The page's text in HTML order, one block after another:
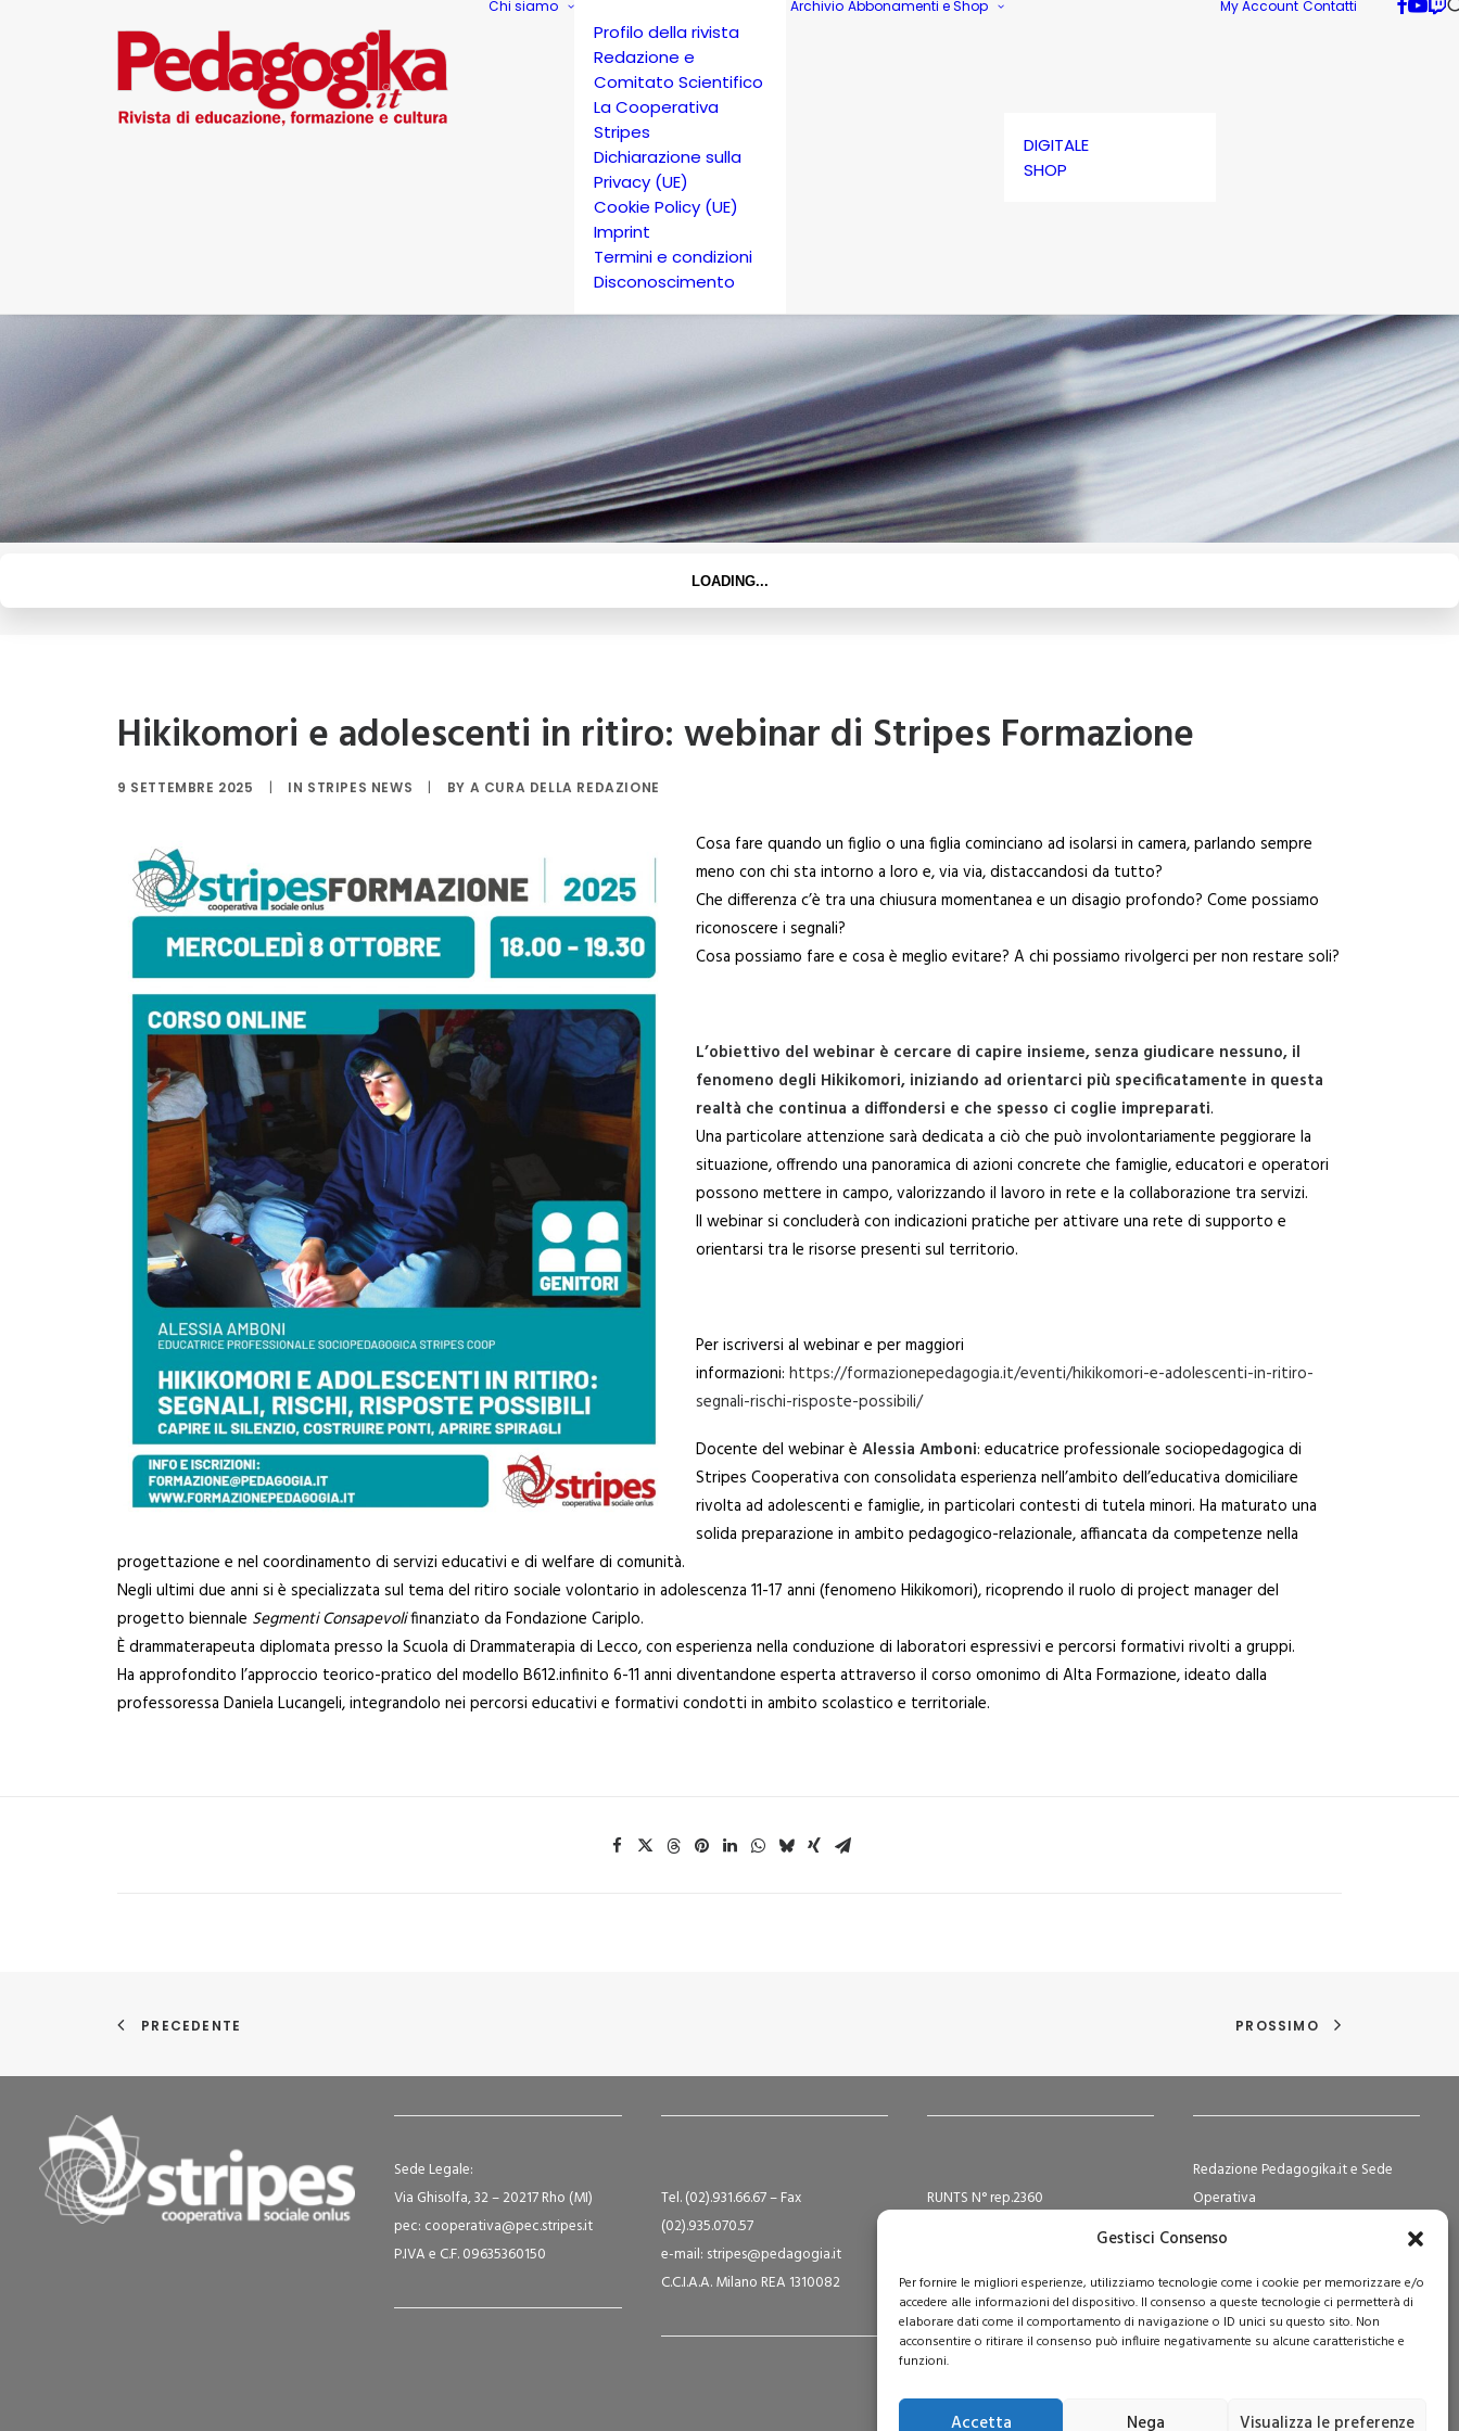
Gestisci Consenso
Per fornire le migliori esperienze, utilizziamo tecnologie come i cookie per memorizzare e/o
accedere alle informazioni del dispositivo. Il consenso a queste tecnologie ci permetterà di
elaborare dati come il comportamento di navigazione o ID unici su questo sito. Non
acconsentire o ritirare il consenso può influire negativamente su alcune caratteristiche e
funzioni.
Accetta Nega Visualizza le preferenze
Chi siamo
Profilo della rivista
Redazione e
Comitato Scientifico
La Cooperativa
Stripes
Dichiarazione sulla
Privacy (UE)
Cookie Policy (UE)
Imprint
Termini e condizioni
Disconoscimento
Archivio Abbonamenti e Shop
DIGITALE
SHOP
My Account Contatti
Hikikomori e adolescenti in ritiro: webinar di Stripes Formazione
9 SETTEMBRE 2025 | IN STRIPES NEWS | BY A CURA DELLA REDAZIONE
Cosa fare quando un figlio o una figlia cominciano ad isolarsi in camera, parlando sempre
meno con chi sta intorno a loro e, via via, distaccandosi da tutto?
Che differenza c’è tra una chiusura momentanea e un disagio profondo? Come possiamo
riconoscere i segnali?
Cosa possiamo fare e cosa è meglio evitare? A chi possiamo rivolgerci per non restare soli?
L’obiettivo del webinar è cercare di capire insieme, senza giudicare nessuno, il
fenomeno degli Hikikomori, iniziando ad orientarci più specificatamente in questa
realtà che continua a diffondersi e che spesso ci coglie impreparati.
Una particolare attenzione sarà dedicata a ciò che può involontariamente peggiorare la
situazione, offrendo una panoramica di azioni concrete che famiglie, educatori e operatori
possono mettere in campo, valorizzando il lavoro in rete e la collaborazione tra servizi.
Il webinar si concluderà con indicazioni pratiche per attivare una rete di supporto e
orientarsi tra le risorse presenti sul territorio.
Per iscriversi al webinar e per maggiori
informazioni: https://formazionepedagogia.it/eventi/hikikomori-e-adolescenti-in-ritiro-
segnali-rischi-risposte-possibili/
Docente del webinar è Alessia Amboni: educatrice professionale sociopedagogica di
Stripes Cooperativa con consolidata esperienza nell’ambito dell’educativa domiciliare
rivolta ad adolescenti e famiglie, in particolari contesti di tutela minori. Ha maturato una
solida preparazione in ambito pedagogico-relazionale, affiancata da competenze nella
progettazione e nel coordinamento di servizi educativi e di welfare di comunità.
Negli ultimi due anni si è specializzata sul tema del ritiro sociale volontario in adolescenza 11-17 anni (fenomeno Hikikomori), ricoprendo il ruolo di project manager del
progetto biennale Segmenti Consapevolifinanziato da Fondazione Cariplo.
È drammaterapeuta diplomata presso la Scuola di Drammaterapia di Lecco, con esperienza nella conduzione di laboratori espressivi e percorsi formativi rivolti a gruppi.
Ha approfondito l’approccio teorico-pratico del modello B612.infinito 6-11 anni diventandone esperta attraverso il corso omonimo di Alta Formazione, ideato dalla
professoressa Daniela Lucangeli, integrandolo nei percorsi educativi e formativi condotti in ambito scolastico e territoriale.
PRECEDENTE PROSSIMO
Sede Legale:
Via Ghisolfa, 32 – 20217 Rho (MI)
pec: cooperativa@pec.stripes.it
P.IVA e C.F. 09635360150
Tel. (02).931.66.67 – Fax
(02).935.070.57
e-mail: stripes@pedagogia.it
C.C.I.A.A. Milano REA 1310082
RUNTS N° rep.2360
Albo Società Cooperative N°
Capitale Sociale i.v. € 365.108,00
Redazione Pedagogika.it e Sede
Operativa
Via San Domenico Savio, 6 – 20017
Reg. Tribunale: n. 187 del 29/03/97 |
ISSN: 1593-2259
Web:www.pedagogia.it